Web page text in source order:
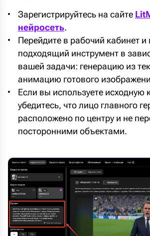
Зарегистрируйтесь на сайте
нейросеть.
Перейдите в рабочий кабинет и
подходящий инструмент в
вашей задачи: генерацию из
анимацию готового
Если вы используете исходную
убедитесь, что лицо главного
расположено по центру и не
посторонними объектами.